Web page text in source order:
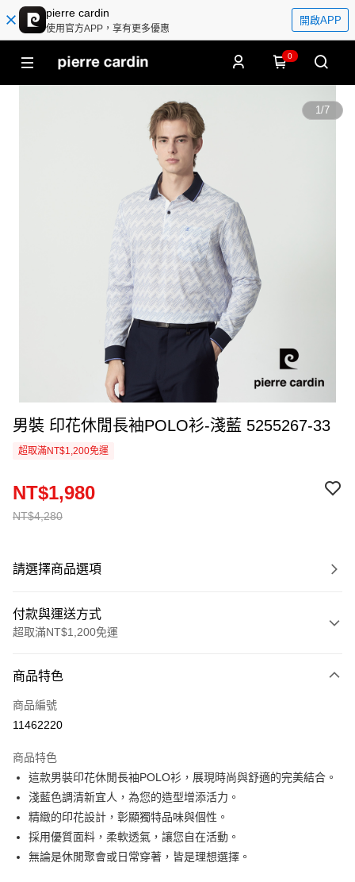
pierre cardin
使用官方APP，享有更多優惠
開啟APP
0
1/7
男裝 印花休閒長袖POLO衫-淺藍 5255267-33
超取滿NT$1,200免運
NT$4,280
NT$1,980
請選擇商品選項
付款與運送方式
超取滿NT$1,200免運
信用卡一次付款
超商取貨付款
Apple Pay
悠遊付
Google Pay
ATM付款
商品特色
商品編號
11462220
商品特色
這款男裝印花休閒長袖POLO衫，展現時尚與舒適的完美結合。
淺藍色調清新宜人，為您的造型增添活力。
精緻的印花設計，彰顯獨特品味與個性。
採用優質面料，柔軟透氣，讓您自在活動。
無論是休閒聚會或日常穿著，皆是理想選擇。